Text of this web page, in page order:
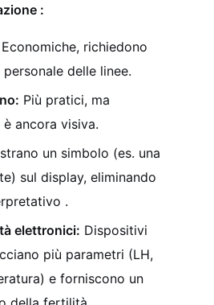
:
Economiche, richiedono
delle linee.
Più pratici, ma
ancora visiva.
un simbolo (es. una
sul display, eliminando
.
elettronici: Dispositivi
più parametri (LH,
e forniscono un